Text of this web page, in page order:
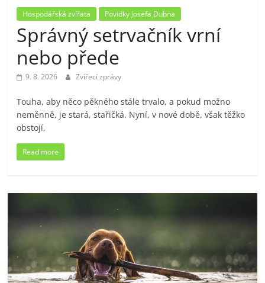
Hospodářská zvířata Povídky Josefa Dubna
Správný setrvačník vrní
nebo přede
9. 8. 2026 Zvířecí zprávy
Touha, aby něco pěkného stále trvalo, a pokud možno
neměnně, je stará, stařičká. Nyní, v nové době, však těžko
obstojí,
Read more